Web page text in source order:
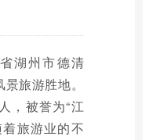
湖州市德清
旅游胜地。
，被誉为“江
旅游业的不